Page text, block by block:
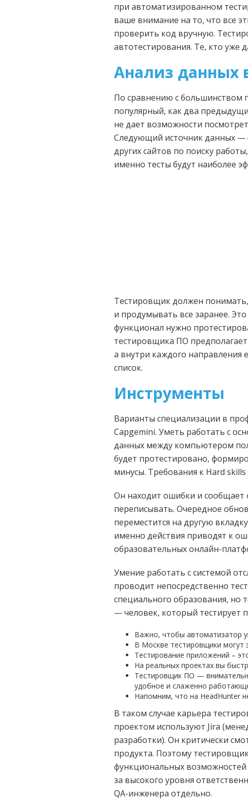
при автоматизированном
ваше внимание на то, что все
проверить код вручную.
автотестирования. Те, кто уже
Анализ данных
По сравнению с большинством
популярный, как два
не дает возможности
Следующий источник данных —
других сайтов по поиску
именно тесты будут наиболее
Тестировщик должен
и продумывать все заранее.
функционал нужно
тестировщика ПО
а внутри каждого направления
список.
Инструменты
Варианты специализации в
Capgemini. Уметь работать с
данных между компьютером
будет протестировано,
минусы. Требования к Hard
Он находит ошибки и сообщает
переписывать. Очередное
переместится на другую
именно действия приводят к
образовательных онлайн-
Умение работать с системой
проводит непосредственно
специального образования, но
— человек, который тестирует
Важно, чтобы автоматизатор
В Москве тестировщики могут
Тестирование приложений –
На реальных проектах вы
Тестировщик ПО —
удобное и слаженно
Напомним, что на HeadHunter
В таком случае карьера
проектом используют Jira
разработки). Он критически
продукта. Поэтому
функциональных
за высокого уровня
QA-инженера отдельно.